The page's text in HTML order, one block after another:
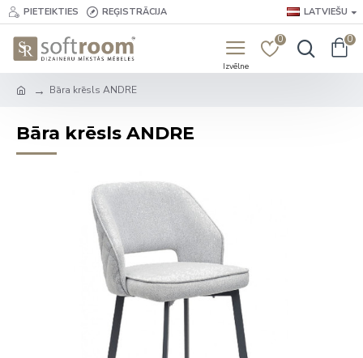
PIETEIKTIES REĢISTRĀCIJA LATVIEŠU
0 0
Bāra krēsls ANDRE
Bāra krēsls ANDRE